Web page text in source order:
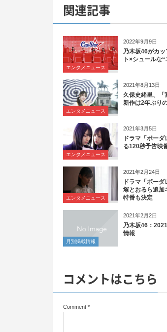
関連記事
2022年9月9日
エンタメニュース
乃木坂46がカ
ト×シュールな
2021年8月13日
エンタメニュース
久保史緒里、「
新作は2年ぶり
2021年3月5日
エンタメニュース
ドラマ「ボー
る120秒予告映
2021年2月24日
エンタメニュース
ドラマ「ボー
塚とおるら追
特番も決定
2021年2月2日
月別掲載情報
乃木坂46：
情報
コメントはこちら
Comment *